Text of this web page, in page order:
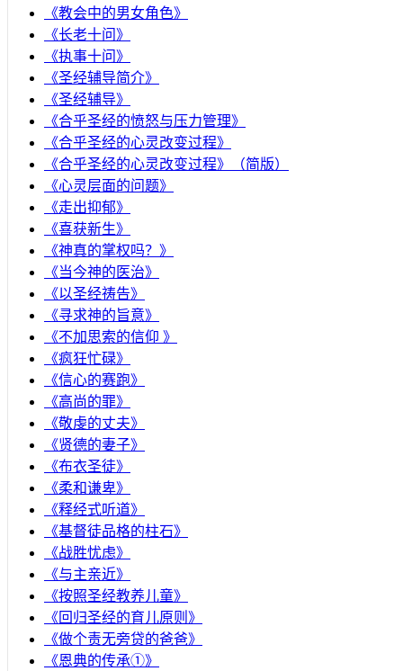
《教会中的男女角色》
《长老十问》
《执事十问》
《圣经辅导简介》
《圣经辅导》
​《合乎圣经的愤怒与压力管理》
《合乎圣经的心灵改变过程》
《合乎圣经的心灵改变过程》（简版）
《心灵层面的问题》
《走出抑郁》
《喜获新生》
《神真的掌权吗？》
《当今神的医治》
《以圣经祷告》
《寻求神的旨意》
《不加思索的信仰 》
《疯狂忙碌》
《信心的赛跑》
《高尚的罪》
《敬虔的丈夫》
《贤德的妻子》
《布衣圣徒》
《柔和谦卑》
《释经式听道》
《基督徒品格的柱石》
《战胜忧虑》
《与主亲近》
《按照圣经教养儿童》
《回归圣经的育儿原则》
《做个责无旁贷的爸爸》
《恩典的传承①》